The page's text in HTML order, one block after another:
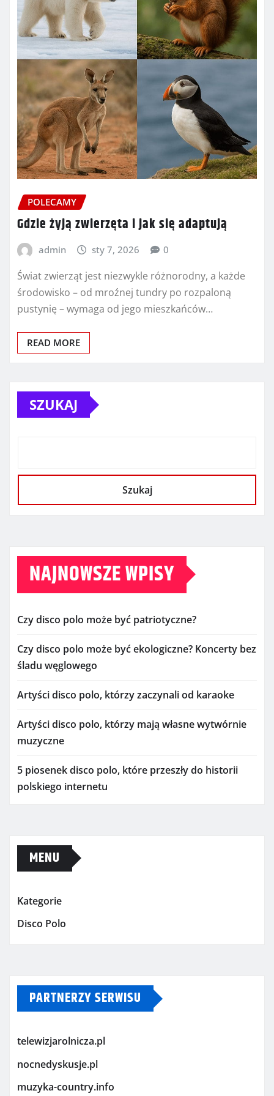
POLECAMY
Gdzie żyją zwierzęta i jak się adaptują
admin sty 7, 2026 0
Świat zwierząt jest niezwykle różnorodny, a każde
środowisko – od mroźnej tundry po rozpaloną
pustynię – wymaga od jego mieszkańców…
READ MORE
SZUKAJ
Szukaj
NAJNOWSZE WPISY
Czy disco polo może być patriotyczne?
Czy disco polo może być ekologiczne? Koncerty bez
śladu węglowego
Artyści disco polo, którzy zaczynali od karaoke
Artyści disco polo, którzy mają własne wytwórnie
muzyczne
5 piosenek disco polo, które przeszły do historii
polskiego internetu
MENU
Kategorie
Disco Polo
PARTNERZY SERWISU
telewizjarolnicza.pl
nocnedyskusje.pl
muzyka-country.info